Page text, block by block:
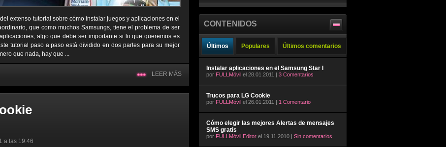
extenso tutorial sobre cómo instalar juegos y aplicaciones en el
que como muchos Samsungs, tiene el problema de ser
algo que debe ser importante si lo que queremos es
tutorial paso a paso está dividido en dos partes para su mejor
que nada, hay que ...
LEER MÁS
a las 19:46
CONTENIDOS
Últimos Populares Últimos comentarios
Instalar aplicaciones en el Samsung Star I
por FULLMóvil el 28.01.2011 | 3 Comentarios
Trucos para LG Cookie
por FULLMóvil el 26.01.2011 | 1 Comentario
Cómo elegir las mejores Alertas de mensajes
SMS gratis
por FULLMóvil Editor el 19.11.2010 | Sin comentarios